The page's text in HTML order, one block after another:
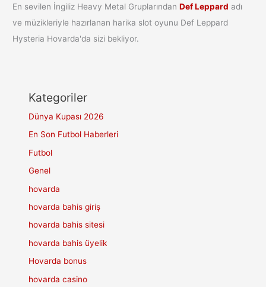
En sevilen İngiliz Heavy Metal GruplarındanDef Leppard adı
ve müzikleriyle hazırlanan harika slot oyunu Def Leppard
Hysteria Hovarda'da sizi bekliyor.
Kategoriler
Dünya Kupası 2026
En Son Futbol Haberleri
Futbol
Genel
hovarda
hovarda bahis giriş
hovarda bahis sitesi
hovarda bahis üyelik
Hovarda bonus
hovarda casino